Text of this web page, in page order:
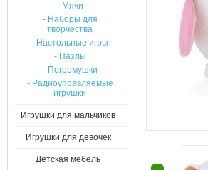
- Мячи
- Наборы для
творчества
- Настольные игры
- Пазлы
- Погремушки
- Радиоуправляемые
игрушки
Игрушки для мальчиков
Игрушки для девочек
Детская мебель